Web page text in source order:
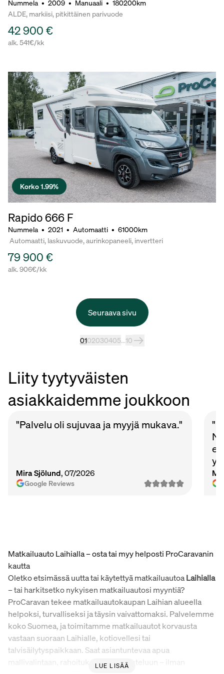
Nummela • 2009 • Manuaali • 180200km
ALDE, markiisi, pitkittäinen parivuode
42 900 €
alk. 541€/kk
Korko 1.99%
Rapido 666 F
Nummela • 2021 • Automaatti • 61000km
Automaatti, laskuvuode, aurinkopaneeli, invertteri
79 900 €
alk. 906€/kk
Seuraava sivu
0102030405...10
Liity tyytyväisten
asiakkaidemme joukkoon
"Palvelu oli sujuvaa ja myyjä mukava."
Mira Sjölund, 07/2026
Google Reviews
Matkailuauto Laihialla – osta tai myy helposti ProCaravanin
kautta
Oletko etsimässä uutta tai käytettyä matkailuautoaLaihialla
– tai harkitsetko nykyisen matkailuautosi myyntiä?
ProCaravan tekee matkailuautokaupan Laihian alueella
helpoksi, turvalliseksi ja täysin vaivattomaksi. Palvelemme
koko Suomea, ja toimitamme matkailuautot korvausta
vastaan suoraan Laihialle, kotiovellesi tai
talvisäilytyspaikkaan. Saat asiantuntevaa apua
mallivalintaan, rahoitukseen ja varusteluun – ilman
LUE LISÄÄ